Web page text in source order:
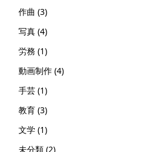
作曲 (3)
写真 (4)
労務 (1)
動画制作 (4)
手芸 (1)
教育 (3)
文学 (1)
未分類 (2)